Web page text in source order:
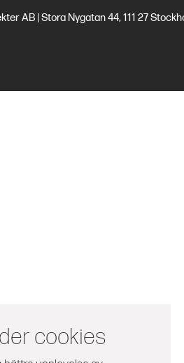
cookies
AB | Stora Nygatan 44, 111 27